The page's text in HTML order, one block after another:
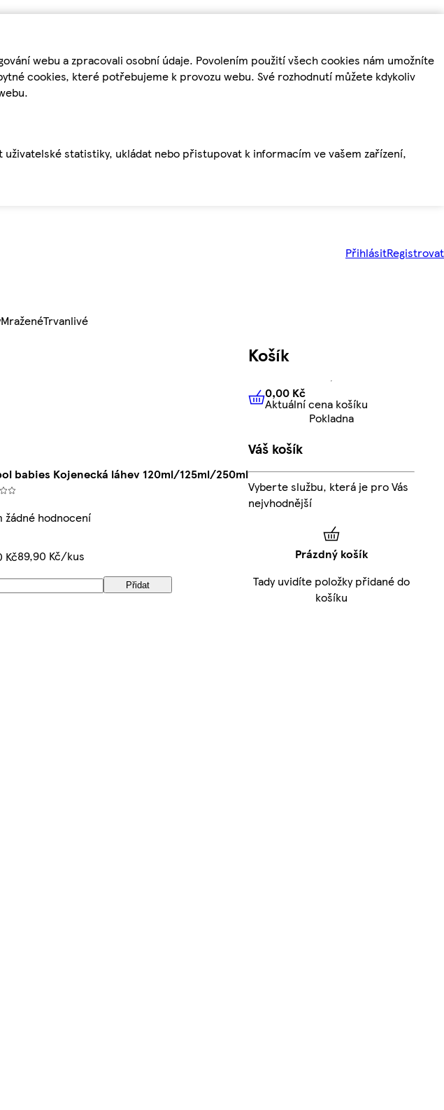
webu a zpracovali osobní údaje. Povolením použití všech cookies nám umožníte
cookies, které potřebujeme k provozu webu. Své rozhodnutí můžete kdykoliv
statistiky, ukládat nebo přistupovat k informacím ve vašem zařízení,
PřihlásitRegistrovat
MraženéTrvanlivé
babies Kojenecká láhev 120ml/125ml/250ml
žádné hodnocení
Kč89,90 Kč/kus
Přidat
Košík
0,00 KčAktuální cena košíku
0,00 Kč
Aktuální cena košíku
Pokladna
Váš košík
Vyberte službu, která je pro Vás
nejvhodnější
Prázdný košík
Tady uvidíte položky přidané do
košíku